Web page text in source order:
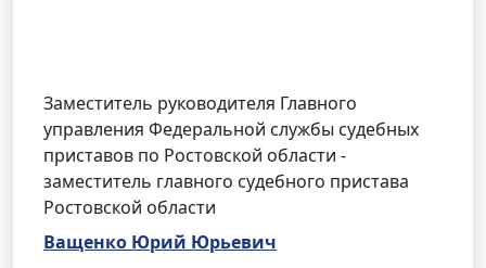
Заместитель руководителя Главного
управления Федеральной службы судебных
приставов по Ростовской области -
заместитель главного судебного пристава
Ростовской области
Ващенко Юрий Юрьевич